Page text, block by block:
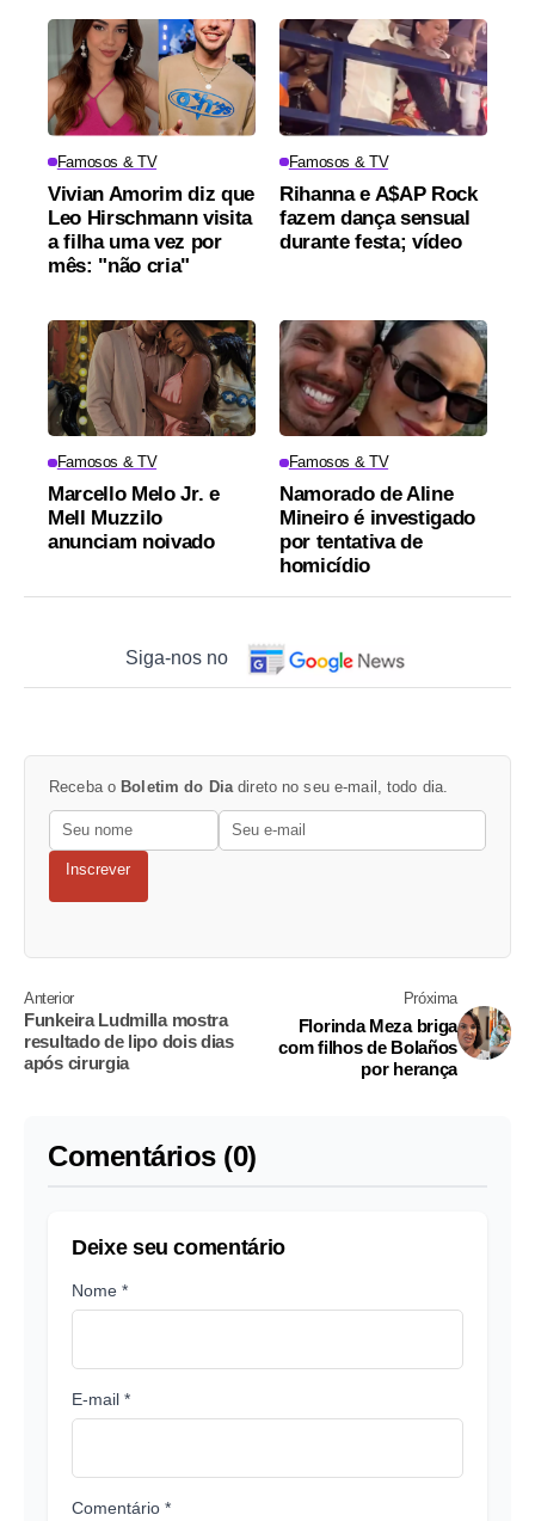
Famosos & TV
Vivian Amorim diz que
Leo Hirschmann visita
a filha uma vez por
mês: "não cria"
Famosos & TV
Rihanna e A$AP Rock
fazem dança sensual
durante festa; vídeo
Famosos & TV
Marcello Melo Jr. e
Mell Muzzilo
anunciam noivado
Famosos & TV
Namorado de Aline
Mineiro é investigado
por tentativa de
homicídio
Siga-nos no
Receba o Boletim do Diadireto no seu e-mail, todo dia.
Inscrever
Anterior
Funkeira Ludmilla mostra
resultado de lipo dois dias
após cirurgia
Próxima
Florinda Meza briga
com filhos de Bolaños
por herança
Comentários (0)
Deixe seu comentário
Nome *
E-mail *
Comentário *